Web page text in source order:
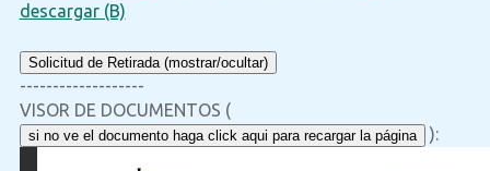
descargar (B)
Solicitud de Retirada (mostrar/ocultar)
-------------------
VISOR DE DOCUMENTOS (
si no ve el documento haga click aqui para recargar la página ):